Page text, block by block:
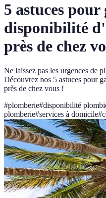
5 astuces
disponibilité
près de chez
Ne laissez pas les urgences de
Découvrez nos 5 astuces pour
près de chez vous !
#plomberie#disponibilité
plomberie#services à domicile#